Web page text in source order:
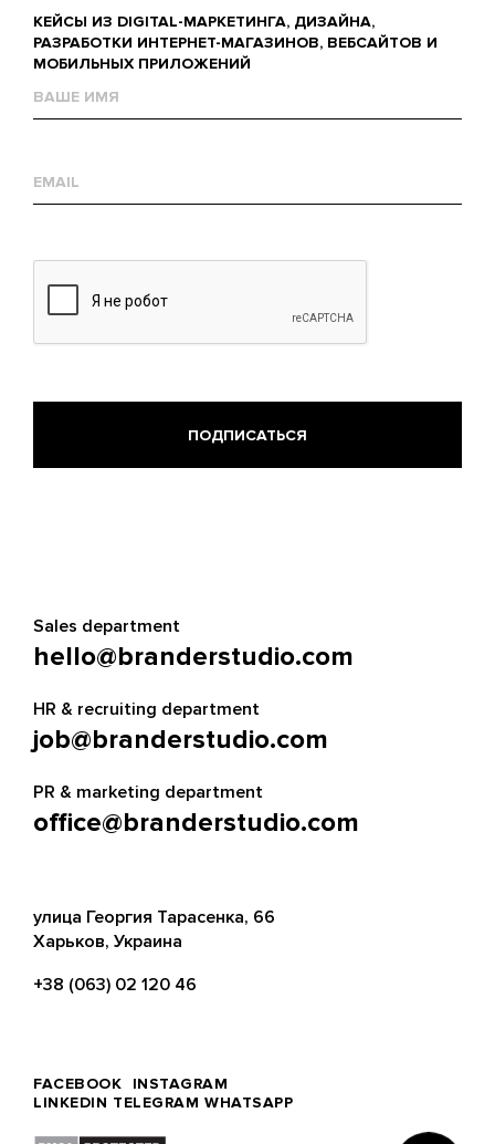
КЕЙСЫ ИЗ DIGITAL-МАРКЕТИНГА, ДИЗАЙНА,
РАЗРАБОТКИ ИНТЕРНЕТ-МАГАЗИНОВ, ВЕБСАЙТОВ И
МОБИЛЬНЫХ ПРИЛОЖЕНИЙ
mail
Sales department
hello@branderstudio.com
HR & recruiting department
job@branderstudio.com
PR & marketing department
office@branderstudio.com
улица Георгия Тарасенка, 66
Харьков, Украина
+38 (063) 02 120 46
FACEBOOK
INSTAGRAM
LINKEDIN TELEGRAM WHATSAPP